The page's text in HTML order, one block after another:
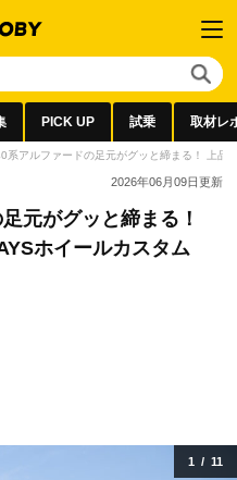
PICK UP 試乗 取材レ
系アルファードの足元がグッと締まる！ 上品
2026年06月09日更新
元がグッと締まる！
ホイールカスタム
1 / 11